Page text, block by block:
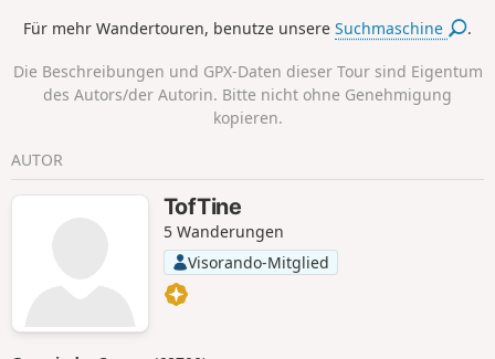
Für mehr Wandertouren, benutze unsereSuchmaschine .
Die Beschreibungen und GPX-Daten dieser Tour sind Eigentum
des Autors/der Autorin. Bitte nicht ohne Genehmigung
kopieren.
AUTOR
TofTine
5 Wanderungen
Visorando-Mitglied